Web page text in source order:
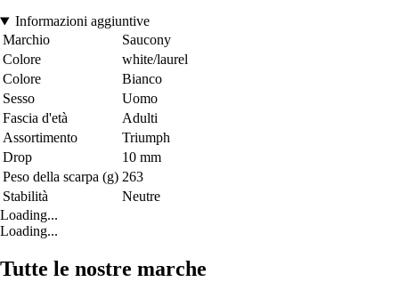
Informazioni aggiuntive
Marchio
Saucony
Colore
white/laurel
Colore
Bianco
Sesso
Uomo
Fascia d'età
Adulti
Assortimento
Triumph
Drop
10 mm
Peso della scarpa (g) 263
Stabilità
Neutre
Loading...
Loading...
Tutte le nostre marche